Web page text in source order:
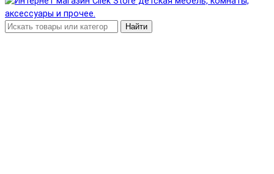
Найти